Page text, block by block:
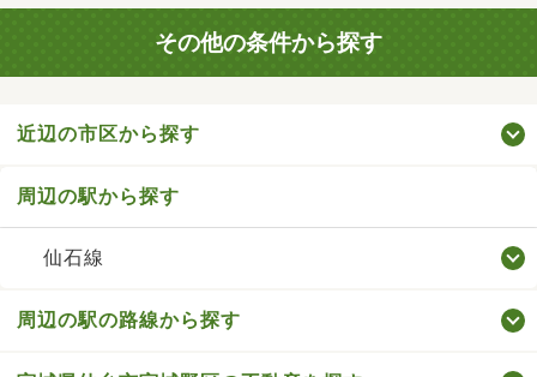
その他の条件から探す
近辺の市区から探す
周辺の駅から探す
仙石線
周辺の駅の路線から探す